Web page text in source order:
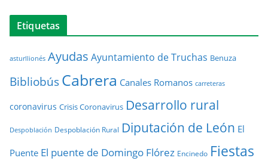
Etiquetas
asturllionés Ayudas Ayuntamiento de Truchas Benuza
BibliobúsCabrera Canales Romanos carreteras
coronavirus Crisis Coronavirus Desarrollo rural
Despoblación Despoblación Rural Diputación de León El
Puente El puente de Domingo Flórez Encinedo Fiestas